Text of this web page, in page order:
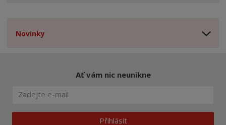
Novinky
Ať vám nic neunikne
Přihlásit